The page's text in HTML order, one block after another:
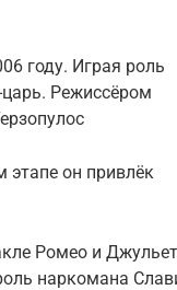
году. Играя роль
Режиссёром
этапе он привлёк
Ромео и
наркомана